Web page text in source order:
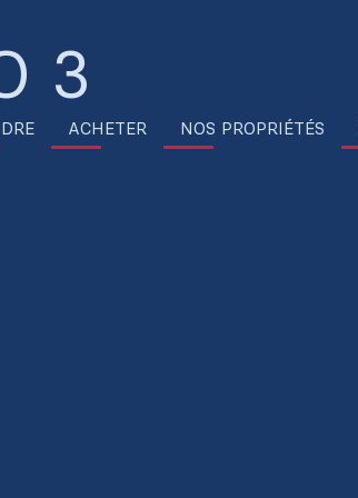
3
ACHETER NOS PROPRIÉTÉS